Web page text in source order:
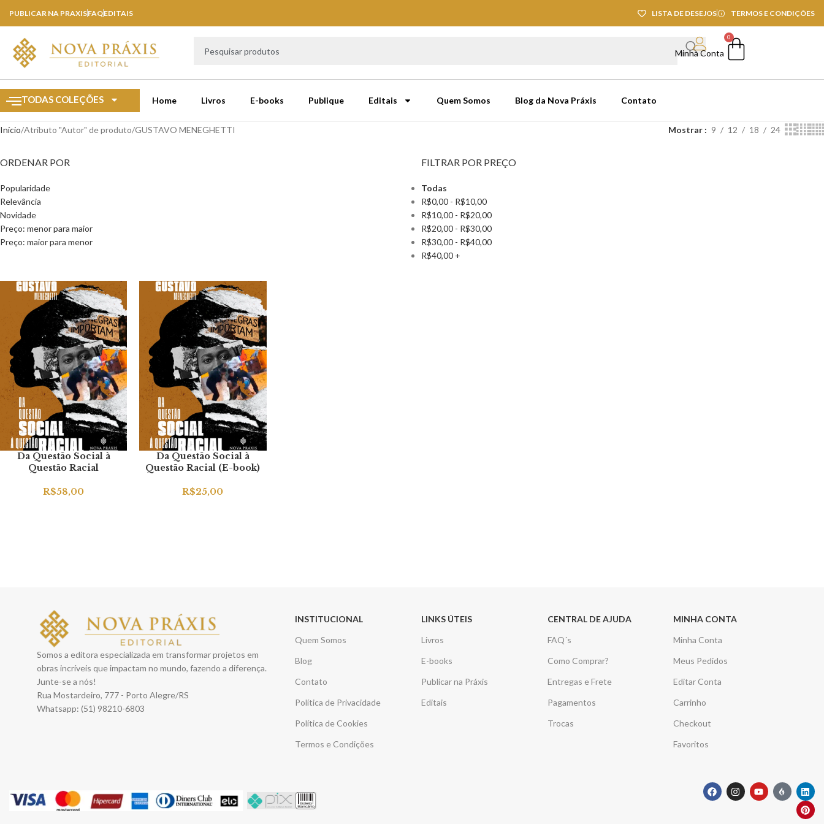
PUBLICAR NA PRAXISFAQEDITAIS LISTA DE DESEJOS TERMOS E CONDIÇÕES
Minha Conta
0
TODAS COLEÇÕES Home Livros E-books Publique Editais Quem Somos Blog da Nova Práxis Contato
Início Atributo "Autor" de produto GUSTAVO MENEGHETTI Mostrar 9 12 18 24
ORDENAR POR
Popularidade
Relevância
Novidade
Preço: menor para maior
Preço: maior para menor
FILTRAR POR PREÇO
Todas
R$0,00 - R$10,00
R$10,00 - R$20,00
R$20,00 - R$30,00
R$30,00 - R$40,00
R$40,00 +
Da Questão Social à
Questão Racial
R$58,00
Da Questão Social à
Questão Racial (E-book)
R$25,00
Somos a editora especializada em transformar projetos em
obras incríveis que impactam no mundo, fazendo a diferença.
Junte-se a nós!
Rua Mostardeiro, 777 - Porto Alegre/RS
Whatsapp: (51) 98210-6803
INSTITUCIONAL
Quem Somos
Blog
Contato
Política de Privacidade
Política de Cookies
Termos e Condições
LINKS ÚTEIS
Livros
E-books
Publicar na Práxis
Editais
CENTRAL DE AJUDA
FAQ´s
Como Comprar?
Entregas e Frete
Pagamentos
Trocas
MINHA CONTA
Minha Conta
Meus Pedidos
Editar Conta
Carrinho
Checkout
Favoritos